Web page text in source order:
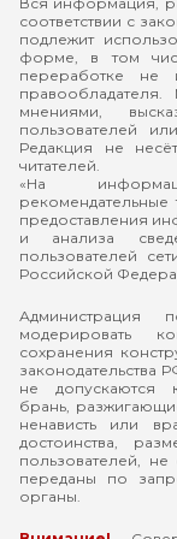
соответствии с
подлежит
форме, в том
переработке не
мнениями,
пользователей
Редакция не
читателей.
«На
предоставления
и анализа
пользователей
Российской
Администрация
модерировать
сохранения
законодательства
не допускаются
брань,
ненависть или
достоинства,
пользователей,
переданы по
органы.